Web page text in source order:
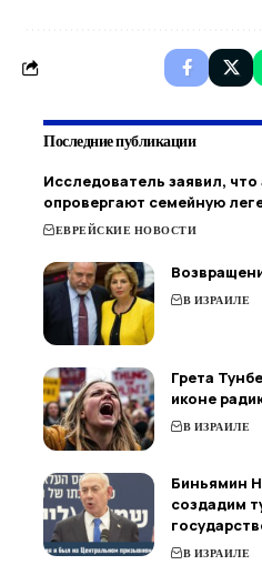
Последние публикации
Исследователь заявил,
опровергают семейную
ЕВРЕЙСКИЕ НОВОСТИ
В ИЗРАИЛЕ
Грета
иконе
В ИЗРАИЛЕ
Биньямин
создадим
В ИЗРАИЛЕ